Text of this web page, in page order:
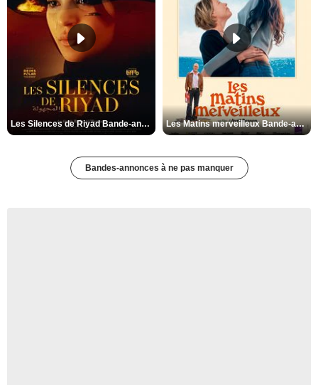
Les Silences de Riyad Bande-annonce VO STFR Les Matins merveilleux Bande-annonce VF
Bandes-annonces à ne pas manquer